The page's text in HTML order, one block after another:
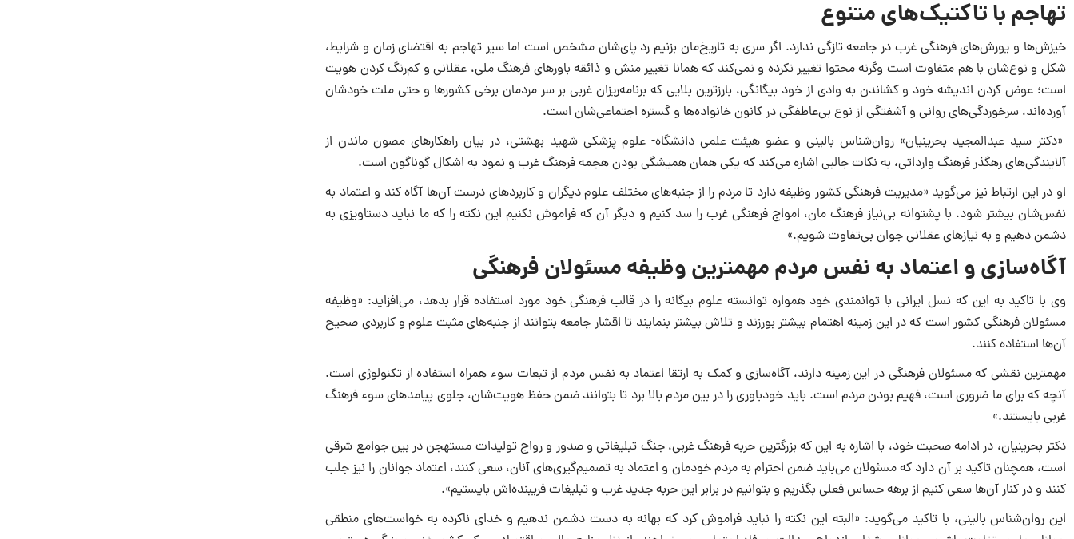
تهاجم با تاکتیک‌هاى متنوع
خیزش‌ها و یورش‌هاى فرهنگى غرب در جامعه تازگى ندارد. اگر سرى به تاریخ‌مان بزنیم رد پاى‌شان مشخص است اما سیر تهاجم به اقتضاى زمان و شرایط،
شکل و نوع‌شان با هم متفاوت است وگرنه محتوا تغییر نکرده و نمى‌کند که همانا تغییر منش و ذائقه باورهاى فرهنگ ملى، عقلانى و کم‌رنگ کردن هویت
است؛ عوض کردن اندیشه خود و کشاندن به وادى از خود بیگانگى، بارزترین بلایى که برنامه‌ریزان غربى بر سر مردمان برخى کشورها و حتى ملت خودشان
آورده‌اند، سرخوردگى‌هاى روانى و آشفتگى از نوع بى‌عاطفگى در کانون خانواده‌ها و گستره اجتماعى‌شان است.
«دکتر سید عبدالمجید بحرینیان» روان‌شناس بالینى و عضو هیئت علمى دانشگاه- علوم پزشکى شهید بهشتى، در بیان راهکارهاى مصون ماندن از
آلایندگى‌هاى رهگذر فرهنگ وارداتى، به نکات جالبى اشاره مى‌کند که یکى همان همیشگى بودن هجمه فرهنگ غرب و نمود به اشکال گوناگون است.
او در این ارتباط نیز مى‌گوید «مدیریت فرهنگى کشور وظیفه دارد تا مردم را از جنبه‌هاى مختلف علوم دیگران و کاربردهاى درست آن‌ها آگاه کند و اعتماد به
نفس‌شان بیشتر شود. با پشتوانه بى‌نیاز فرهنگ مان، امواج فرهنگى غرب را سد کنیم و دیگر آن که فراموش نکنیم این نکته را که ما نباید دستاویزى به
دشمن دهیم و به نیازهاى عقلانى جوان بى‌تفاوت شویم.»
آگاه‌سازى و اعتماد به نفس مردم مهمترین وظیفه مسئولان فرهنگى
وى با تاکید به این که نسل ایرانى با توانمندى خود همواره توانسته علوم بیگانه را در قالب فرهنگى خود مورد استفاده قرار بدهد، مى‌افزاید: «وظیفه
مسئولان فرهنگى کشور است که در این زمینه اهتمام بیشتر بورزند و تلاش بیشتر بنمایند تا اقشار جامعه بتوانند از جنبه‌هاى مثبت علوم و کاربردى صحیح
آن‌ها استفاده کنند.
مهمترین نقشى که مسئولان فرهنگى در این زمینه دارند، آگاه‌سازى و کمک به ارتقا اعتماد به نفس مردم از تبعات سوء همراه استفاده از تکنولوژى است.
آنچه که براى ما ضرورى است، فهیم بودن مردم است. باید خودباورى را در بین مردم بالا برد تا بتوانند ضمن حفظ هویت‌شان، جلوى پیامدهاى سوء فرهنگ
غربى بایستند.»
دکتر بحرینیان، در ادامه صحبت خود، با اشاره به این که بزرگترین حربه فرهنگ غربى، جنگ تبلیغاتى و صدور و رواج تولیدات مستهجن در بین جوامع شرقى
است، همچنان تاکید بر آن دارد که مسئولان مى‌باید ضمن احترام به مردم خودمان و اعتماد به تصمیم‌گیرى‌هاى آنان، سعى کنند، اعتماد جوانان را نیز جلب
کنند و در کنار آن‌ها سعى کنیم از برهه حساس فعلى بگذریم و بتوانیم در برابر این حربه جدید غرب و تبلیغات فریبنده‌اش بایستیم».
این روان‌شناس بالینى، با تاکید مى‌گوید: «البته این نکته را نباید فراموش کرد که بهانه به دست دشمن ندهیم و خداى ناکرده به خواست‌هاى منطقى